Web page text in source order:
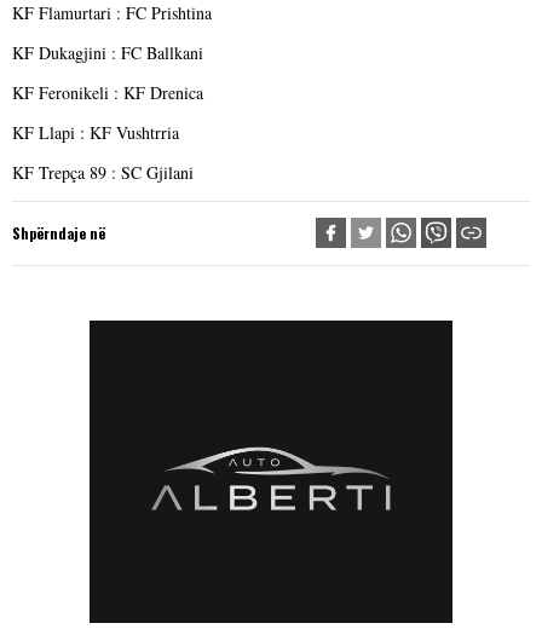
KF Flamurtari : FC Prishtina
KF Dukagjini : FC Ballkani
KF Feronikeli : KF Drenica
KF Llapi : KF Vushtrria
KF Trepça 89 : SC Gjilani
Shpërndaje në